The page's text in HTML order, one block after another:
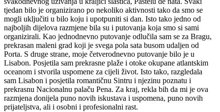
tjedan bilo je organizirano po nekoliko aktivnosti tako da smo se
mogli uključiti u bilo koju i upotpuniti si dan. Isto tako jedno od
najboljih dijelova razmjene bila su i putovanja koja smo si sami
organizirali. Kao jednodnevno putovanje odlučila sam se za Bragu,
prekrasan maleni grad koji je svega pola sata busom udaljen od
Porta. S druge strane, moje četverodnevno putovanje bilo je u
Lisabon. Posjetila sam prekrasne plaže i otoke okupane atlantskim
oceanom i stvorila uspomene za cijeli život. Isto tako, razgledala
sam Lisabon i posjetila romantičnu Sintru i njezinu poznatu i
prekrasnu Nacionalnu palaču Pena. Za kraj, rekla bih da mi je ova
razmjena donijela puno novih iskustava i uspomena, puno novih
prijateljstva, ali i osobni i profesionalni rast.